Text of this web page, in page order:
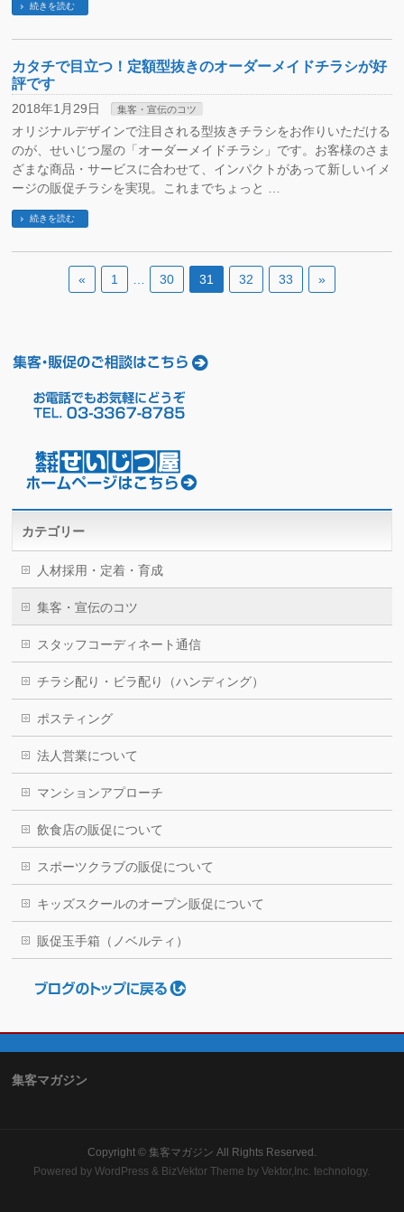
続きを読む
カタチで目立つ！定額型抜きのオーダーメイドチラシが好
評です
2018年1月29日 集客・宣伝のコツ
オリジナルデザインで注目される型抜きチラシをお作りいただける
のが、せいじつ屋の「オーダーメイドチラシ」です。お客様のさま
ざまな商品・サービスに合わせて、インパクトがあって新しいイメ
ージの販促チラシを実現。これまでちょっと …
続きを読む
« 1 30 31 32 33 »
カテゴリー
人材採用・定着・育成
集客・宣伝のコツ
スタッフコーディネート通信
チラシ配り・ビラ配り（ハンディング）
ポスティング
法人営業について
マンションアプローチ
飲食店の販促について
スポーツクラブの販促について
キッズスクールのオープン販促について
販促玉手箱（ノベルティ）
集客マガジン
Copyright © 集客マガジン All Rights Reserved.
Powered byWordPress & BizVektor Theme by Vektor,Inc. technology.